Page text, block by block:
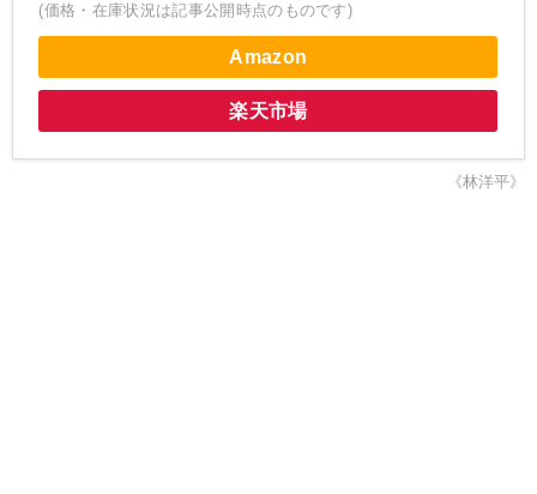
(価格・在庫状況は記事公開時点のものです)
Amazon
楽天市場
《林洋平》